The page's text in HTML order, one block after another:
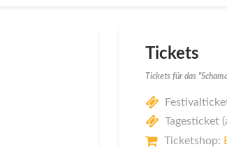
Tickets
Tickets für das
Tagesticket
Ticketshop: